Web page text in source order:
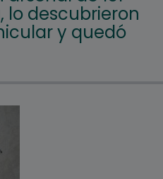
lo descubrieron
y quedó